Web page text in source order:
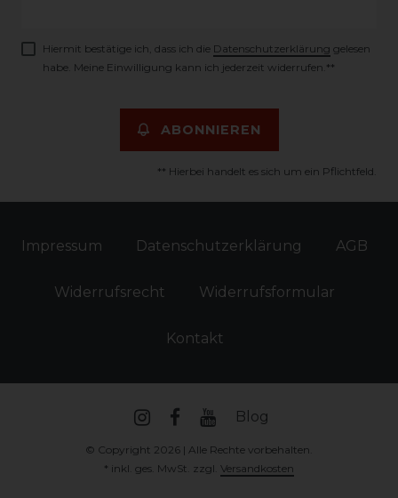
Hiermit bestätige ich, dass ich die Daten­schutz­erklärung gelesen
habe. Meine Einwilligung kann ich jederzeit widerrufen.**
ABONNIEREN
** Hierbei handelt es sich um ein Pflichtfeld.
Impressum Daten­schutz­erklärung AGB
Widerrufs­recht Widerrufs­formular
Kontakt
Blog
© Copyright 2026 | Alle Rechte vorbehalten.
* inkl. ges. MwSt. zzgl. Versandkosten